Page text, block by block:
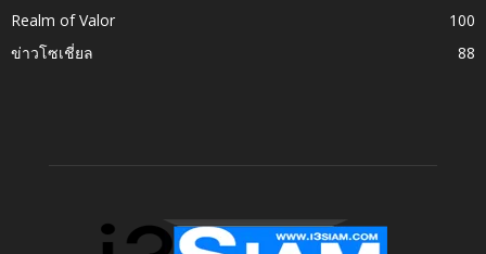
Realm of Valor
100
ข่าวโซเชี่ยล
88